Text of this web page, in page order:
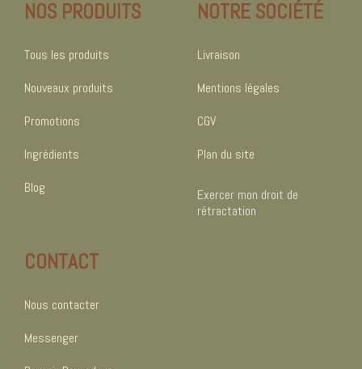
NOS PRODUITS
Tous les produits
Nouveaux produits
Promotions
Ingrédients
Blog
NOTRE SOCIÉTÉ
Livraison
Mentions légales
CGV
Plan du site
Exercer mon droit de
rétractation
CONTACT
Nous contacter
Messenger